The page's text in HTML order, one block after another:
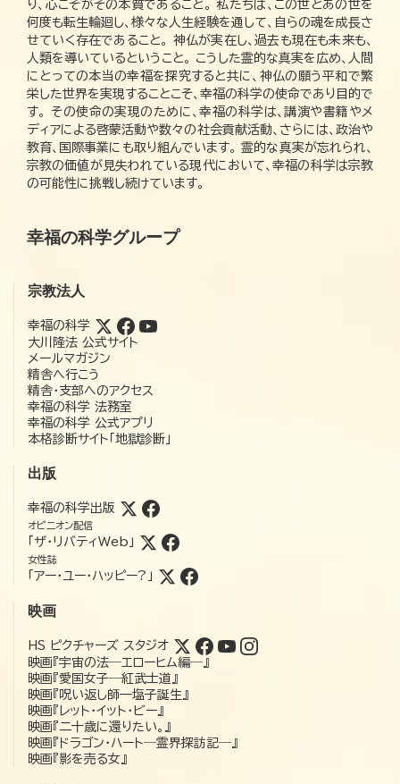
り、心こそがその本質であること。 私たちは、この世とあの世を
何度も転生輪廻し、様々な人生経験を通して、自らの魂を成長さ
せていく存在であること。 神仏が実在し、過去も現在も未来も、
人類を導いているということ。 こうした霊的な真実を広め、人間
にとっての本当の幸福を探究すると共に、神仏の願う平和で繁
栄した世界を実現することこそ、幸福の科学の使命であり目的で
す。 その使命の実現のために、幸福の科学は、講演や書籍やメ
ディアによる啓蒙活動や数々の社会貢献活動、さらには、政治や
教育、国際事業にも取り組んでいます。 霊的な真実が忘れられ、
宗教の価値が見失われている現代において、幸福の科学は宗教
の可能性に挑戦し続けています。
幸福の科学グループ
宗教法人
幸福の科学
大川隆法 公式サイト
メールマガジン
精舎へ行こう
精舎・支部へのアクセス
幸福の科学 法務室
幸福の科学 公式アプリ
本格診断サイト「地獄診断」
出版
幸福の科学出版
オピニオン配信
「ザ・リバティWeb」
女性誌
「アー・ユー・ハッピー?」
映画
HS ピクチャーズ スタジオ
映画『宇宙の法―エローヒム編―』
映画『愛国女子―紅武士道』
映画『呪い返し師—塩子誕生』
映画『レット・イット・ビー』
映画『二十歳に還りたい。』
映画『ドラゴン・ハート―霊界探訪記―』
映画『影を売る女』